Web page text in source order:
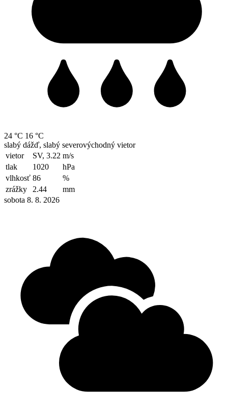
24 °C 16 °C
slabý dážď, slabý severovýchodný vietor
vietor
SV, 3.22 m/s
tlak
1020
hPa
vlhkosť 86
%
zrážky
2.44
mm
sobota 8. 8. 2026